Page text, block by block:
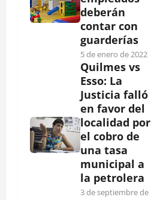
deberán
contar con
guarderías
5 de enero de 2022
Quilmes vs
Esso: La
Justicia falló
en favor del
localidad por
el cobro de
una tasa
municipal a
la petrolera
3 de septiembre de